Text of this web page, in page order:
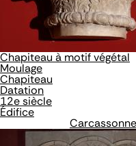
Chapiteau à motif végétal
Moulage
Chapiteau
Datation
12e siècle
Édifice